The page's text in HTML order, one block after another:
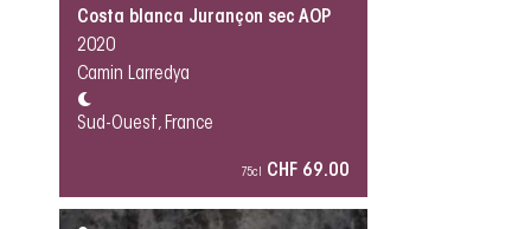
Costa blanca Jurançon sec AOP
2020
Camin Larredya
Sud-Ouest, France
75cl CHF 69.00